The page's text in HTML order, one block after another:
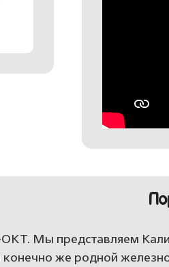
Мы представляем
конечно же родной